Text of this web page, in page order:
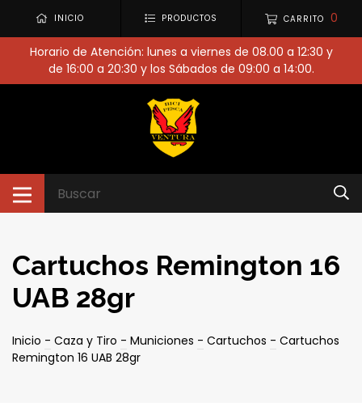
INICIO PRODUCTOS CARRITO 0
Horario de Atención: lunes a viernes de 08.00 a 12:30 y
de 16:00 a 20:30 y los Sábados de 09:00 a 14:00.
Cartuchos Remington 16
UAB 28gr
Inicio - Caza y Tiro - Municiones - Cartuchos - Cartuchos
Remington 16 UAB 28gr